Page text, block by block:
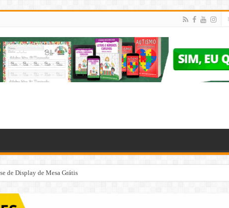
de Display de Mesa Grátis